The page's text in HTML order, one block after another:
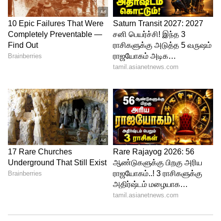
குவாலிபையர் 2-க்குள் கெத்தாக நுழைவு
3
3
Image Credit :ANI
ஒரே தொடரில் பல சாதனைகளை
படைத்த பாலகன்
முன்னதாக அன்கேப்டு வீரர்களில் யஷ‌ஸ்வி
ஜெய்ஸ்வால் (2023 ஆம் ஆண்டில் 625
ரன்கள்) மற்றும் ஷான் மார்ஷ் (2008ஆம்